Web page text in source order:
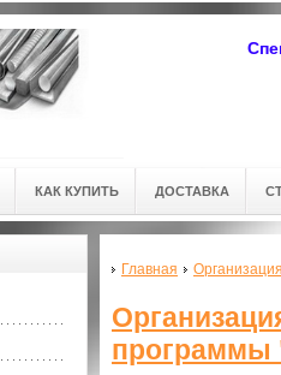
КАК КУПИТЬ ДОСТАВКА
Главная
программы